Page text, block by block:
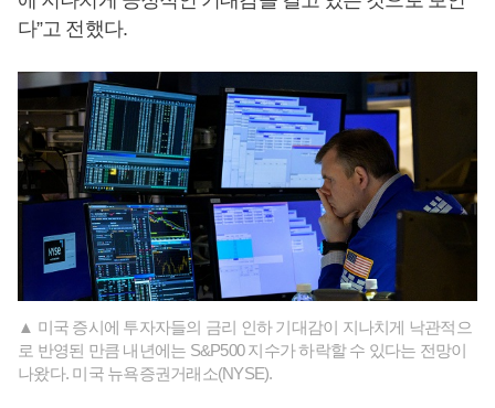
다”고 전했다.
▲ 미국 증시에 투자자들의 금리 인하 기대감이 지나치게 낙관적으
로 반영된 만큼 내년에는 S&P500 지수가 하락할 수 있다는 전망이
나왔다. 미국 뉴욕증권거래소(NYSE).